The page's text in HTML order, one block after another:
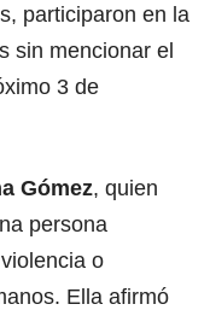
participaron en la
sin mencionar el
3 de
Gómez, quien
persona
o
Ella afirmó